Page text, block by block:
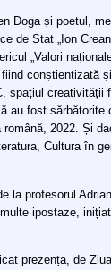
Doga și poetul,
de Stat „Ion
„Valori
conștientizată
spațiul
au fost
română, 2022. Și
Cultura în
la profesorul
ipostaze,
prezența, de